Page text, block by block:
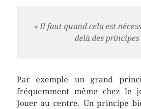
« Il faut quand cela est
delà des principes
Par exemple un grand
fréquemment même chez le
Jouer au centre. Un principe